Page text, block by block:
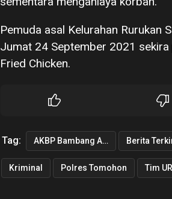
Pemuda asal Kelurahan Rurukan
Jumat 24 September 2021
Fried Chicken.
Tag: AKBP Bambang Ashari Gatot Berita
Kriminal Polres Tomohon Tim